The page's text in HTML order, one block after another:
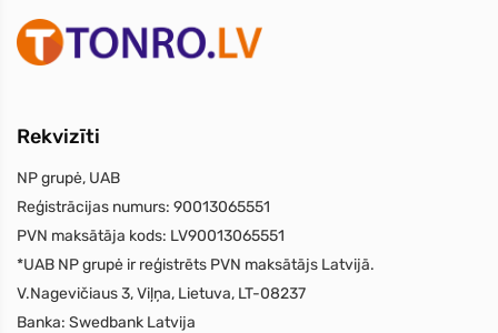
Rekvizīti
NP grupė, UAB
Reģistrācijas numurs: 90013065551
PVN maksātāja kods: LV90013065551
*UAB NP grupė ir reģistrēts PVN maksātājs Latvijā.
V.Nagevičiaus 3, Viļņa, Lietuva, LT-08237
Banka: Swedbank Latvija